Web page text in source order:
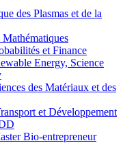
des Plasmas et de la
et Finance
Energy, Science
des Matériaux et des
et Développement
Bio-entrepreneur